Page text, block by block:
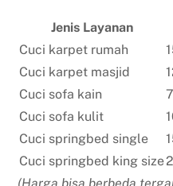
Jenis Layanan
Cuci karpet rumah
Cuci karpet masjid
Cuci sofa kain
Cuci sofa kulit
Cuci springbed single
Cuci springbed king size